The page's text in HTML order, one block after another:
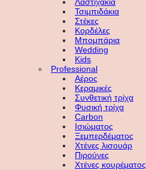
Τσιμπιδάκια
Στέκες
Κορδέλες
Μπομπάρια
Wedding
Kids
Professional
Αέρος
Κεραμικές
Συνθετική τρίχα
Φυσική τρίχα
Carbon
Ισιώματος
Ξεμπερδέματος
Χτένες λισουάρ
Πιρούνες
Χτένες κουρέματος